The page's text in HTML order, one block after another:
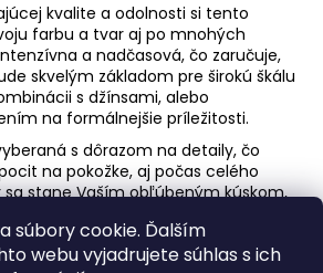
súbory cookie. Ďalším
webu vyjadrujete súhlas s ich
kvalite a odolnosti si tento
farbu a tvar aj po mnohých
a nadčasová, čo zaručuje,
skvelým základom pre širokú škálu
s džínsami, alebo
na formálnejšie príležitosti.
s dôrazom na detaily, čo
na pokožke, aj počas celého
stane Vaším obľúbeným kúskom,
a nadčasovosť s naším